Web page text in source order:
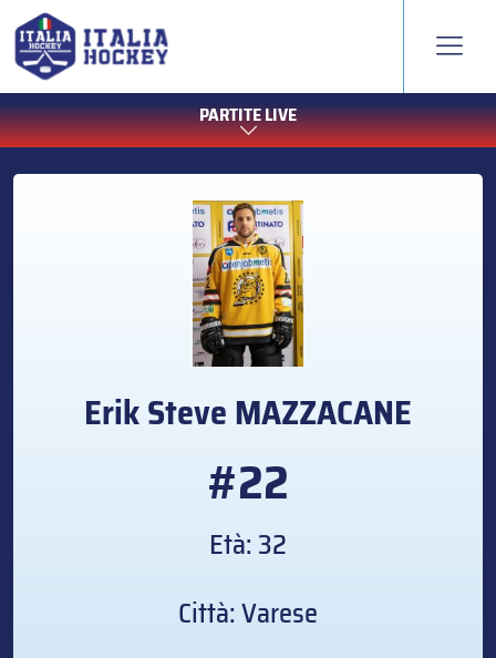
PARTITE LIVE
Erik SteveMAZZACANE
#22
Età: 32
Città: Varese